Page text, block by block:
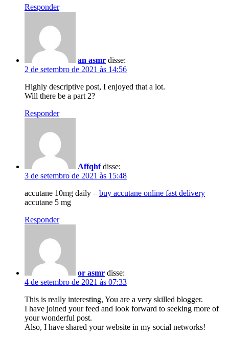
Responder
an asmr disse:
2 de setembro de 2021 às 14:56
Highly descriptive post, I enjoyed that a lot.
Will there be a part 2?
Responder
Affqhf disse:
3 de setembro de 2021 às 15:48
accutane 10mg daily – buy accutane online fast delivery
accutane 5 mg
Responder
or asmr disse:
4 de setembro de 2021 às 07:33
This is really interesting, You are a very skilled blogger.
I have joined your feed and look forward to seeking more of
your wonderful post.
Also, I have shared your website in my social networks!